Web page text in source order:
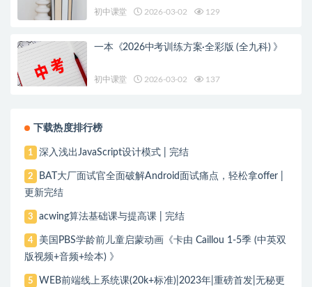
初中课堂 2026-03-02 129
一本《2026中考训练方案·全彩版 (全九科) 》
初中课堂 2026-03-02 137
下载热度排行榜
1 深入浅出JavaScript设计模式 | 完结
2
BAT大厂面试官全面破解Android面试痛点，轻松拿offer |
更新完结
3 acwing算法基础课与提高课 | 完结
4
美国PBS学龄前儿童启蒙动画《卡由 Caillou 1-5季 (中英双
版视频+音频+绘本) 》
5
WEB前端线上系统课(20k+标准)|2023年|重磅首发|无秘更